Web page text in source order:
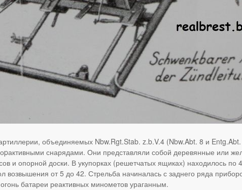
объединяемых Nbw.Rgt.Stab. z.b.V.4 (Nbw.Abt. 8 и
снарядами. Они представляли собой деревянные или
и опорной доски. В укупорках (решетчатых ящиках) находилось по
возвышения от 5 до 42. Стрельба начиналась с заднего ряда
батареи реактивных минометов ураганным.